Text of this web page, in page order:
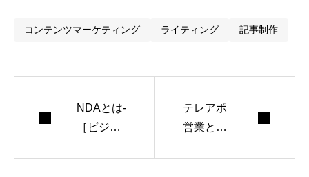
コンテンツマーケティング ライティング 記事制作
NDAとは-
［ビジネ
テレアポ
営業とテ